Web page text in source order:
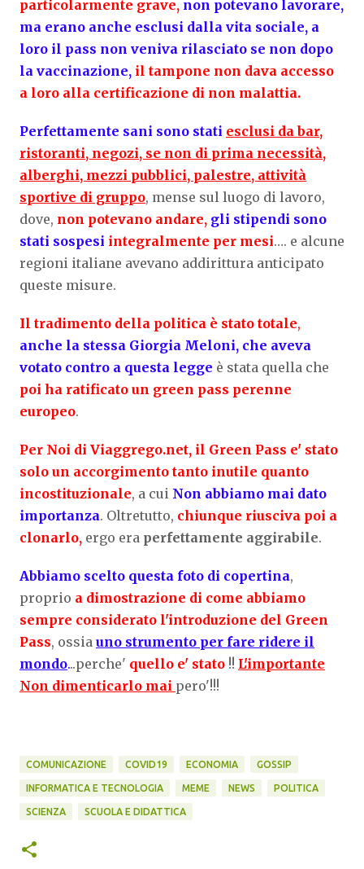
particolarmente grave, non potevano lavorare,
ma erano anche esclusi dalla vita sociale, a
loro il pass non veniva rilasciato se non dopo
la vaccinazione, il tampone non dava accesso
a loro alla certificazione di non malattia.
Perfettamente sani sono stati esclusi da bar,
ristoranti, negozi, se non di prima necessità,
alberghi, mezzi pubblici, palestre, attività
sportive di gruppo, mense sul luogo di lavoro,
dove, non potevano andare, gli stipendi sono
stati sospesi integralmente per mesi…. e alcune
regioni italiane avevano addirittura anticipato
queste misure.
Il tradimento della politica è stato totale,
anche la stessa Giorgia Meloni, che aveva
votato contro a questa legge è stata quella che
poi ha ratificato un green pass perenne
europeo.
Per Noi di Viaggrego.net, il Green Pass e' stato
solo un accorgimento tanto inutile quanto
incostituzionale, a cui Non abbiamo mai dato
importanza. Oltretutto, chiunque riusciva poi a
clonarlo, ergo era perfettamente aggirabile.
Abbiamo scelto questa foto di copertina,
proprio a dimostrazione di come abbiamo
sempre considerato l'introduzione del Green
Pass, ossia uno strumento per fare ridere il
mondo...perche' quello e' stato !! L'importante
Non dimenticarlo mai pero'!!!
COMUNICAZIONE COVID19 ECONOMIA GOSSIP
INFORMATICA E TECNOLOGIA MEME NEWS POLITICA
SCIENZA SCUOLA E DIDATTICA